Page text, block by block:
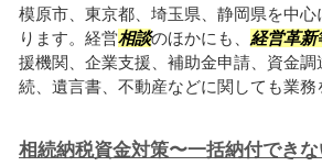
模原市、東京都、埼玉県、静岡県を中心
ります。経営相談のほかにも、 経営革新
援機関、企業支援、補助金申請、資金調
続、遺言書、不動産などに関しても業務
相続納税資金対策〜一括納付でき